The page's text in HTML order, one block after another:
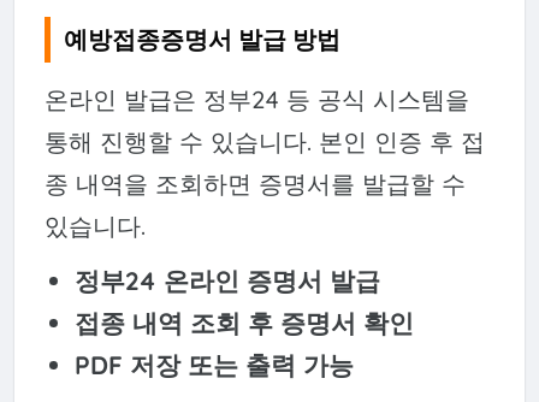
예방접종증명서 발급 방법
온라인 발급은 정부24 등 공식 시스템을
통해 진행할 수 있습니다. 본인 인증 후 접
종 내역을 조회하면 증명서를 발급할 수
있습니다.
정부24 온라인 증명서 발급
접종 내역 조회 후 증명서 확인
PDF 저장 또는 출력 가능